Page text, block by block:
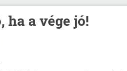
ha a vége jó!